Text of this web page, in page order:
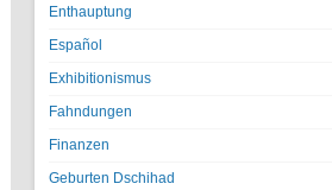
Enthauptung
Español
Exhibitionismus
Fahndungen
Finanzen
Geburten Dschihad